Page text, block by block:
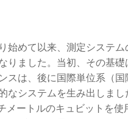
始めて以来、測定システム
りました。当初、その基礎
スは、後に国際単位系（国
なシステムを生み出しまし
メートルのキュビットを使